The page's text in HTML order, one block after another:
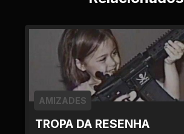
TROPA DA RESENHA
AMIZADES